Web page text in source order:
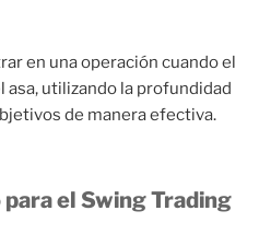
en una operación cuando el
utilizando la profundidad
de manera efectiva.
el Swing Trading